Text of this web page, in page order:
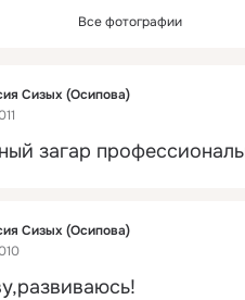
Все фотографии
Сизых (Осипова)
загар
Сизых (Осипова)